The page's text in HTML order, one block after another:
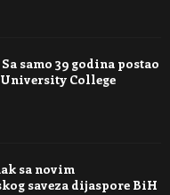
samo 39 godina postao
College
sa novim
saveza dijaspore BiH